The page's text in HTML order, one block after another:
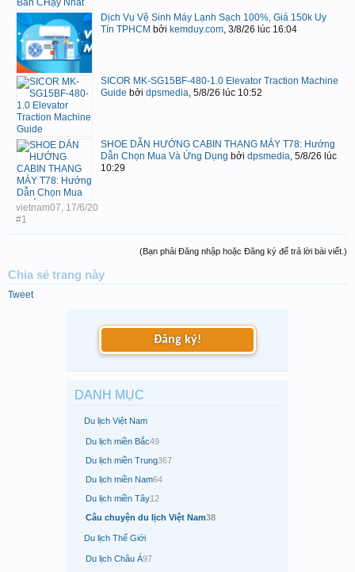
Dịch Vụ Vệ Sinh Máy Lạnh Sạch 100%, Giá 150k Uy
Tín TPHCM bởi kemduy.com, 3/8/26 lúc 16:04
SICOR MK-SG15BF-480-1.0 Elevator Traction Machine
Guide bởi dpsmedia, 5/8/26 lúc 10:52
SHOE DẪN HƯỚNG CABIN THANG MÁY T78: Hướng
Dẫn Chọn Mua Và Ứng Dụng bởi dpsmedia, 5/8/26 lúc
10:29
vietnam07, 17/6/20
#1
(Bạn phải Đăng nhập hoặc Đăng ký để trả lời bài viết.)
Chia sẻ trang này
Tweet
Đăng ký!
DANH MỤC
Du lịch Việt Nam
Du lịch miền Bắc49
Du lịch miền Trung367
Du lịch miền Nam64
Du lịch miền Tây12
Câu chuyện du lịch Việt Nam38
Du lịch Thế Giới
Du lịch Châu Á97